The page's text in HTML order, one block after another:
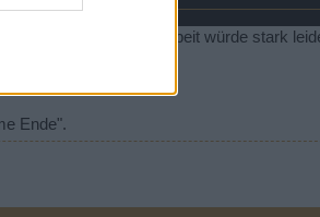
die Communityarbeit würde stark
Ende".